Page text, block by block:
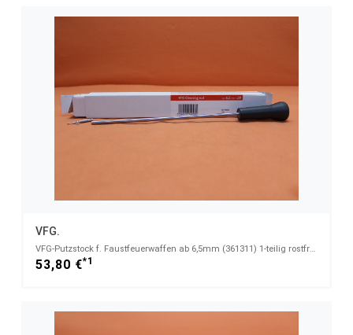
VFG.
VFG-Putzstock f. Faustfeuerwaffen ab 6,5mm (361311) 1-teilig rostfreier Edelstahl
53,80 €*1